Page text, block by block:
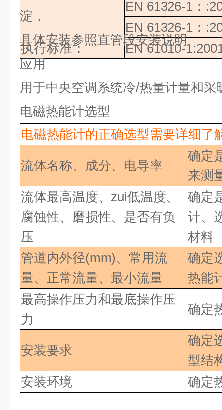
执行标准：
EN 61326-1 ：
EN 61326-1 ：
EN 61010-
淀，
具体安装参照直管段安装说明
应用
用于中央空调系统冷/热量计量和采
电磁热能计选型
电磁热能计的正确选型需要详细了
流体名称、成分、电导率
确定
来测
流体最高温度、zui低温度、
腐蚀性、磨损性、是否有负
压
确定
计、
材料
管道内外径(mm)、常用流
量、正常流量、最小流量
确定
热能
最高操作压力和最底操作压
力
确定
安装要求
确定
型结
安装环境
确定